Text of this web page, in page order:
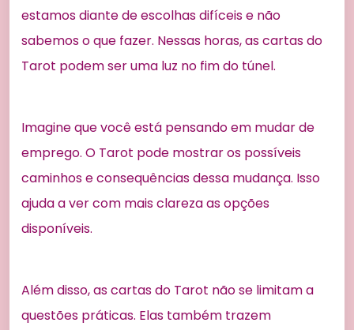
estamos diante de escolhas difíceis e não
sabemos o que fazer. Nessas horas, as cartas do
Tarot podem ser uma luz no fim do túnel.
Imagine que você está pensando em mudar de
emprego. O Tarot pode mostrar os possíveis
caminhos e consequências dessa mudança. Isso
ajuda a ver com mais clareza as opções
disponíveis.
Além disso, as cartas do Tarot não se limitam a
questões práticas. Elas também trazem